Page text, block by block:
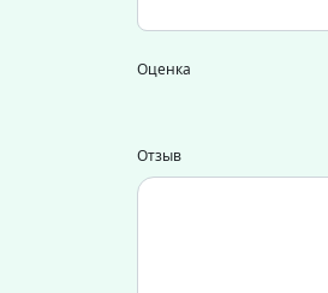
Оценка
Отзыв